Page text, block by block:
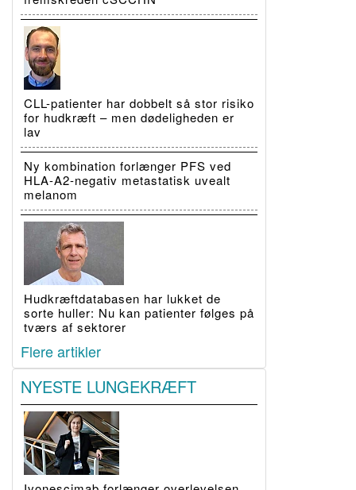
CLL-patienter har dobbelt så stor risiko
for hudkræft – men dødeligheden er
lav
Ny kombination forlænger PFS ved
HLA-A2-negativ metastatisk uvealt
melanom
Hudkræftdatabasen har lukket de
sorte huller: Nu kan patienter følges på
tværs af sektorer
Flere artikler
NYESTE LUNGEKRÆFT